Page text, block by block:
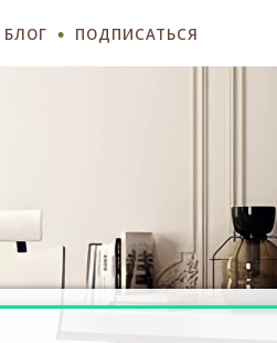
БЛОГ ПОДПИСАТЬСЯ